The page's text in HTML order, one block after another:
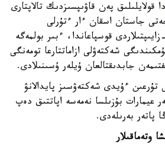
قولايلىلىق پەن قاۋىپسىزدىك تالاپتارى
جاستان اسقان ءار ءتۇرلى
قوسپاعاندا، ءبىر بولمەگە
شەكتەۋلى ازاماتتارعا تومەنگى
جابدىقتالعان ۇيلەر ۇسىنىلادى.
تۇرعىن ءۇيدى شەكتەۋسىز پايدالانۋ
عيمارات بۇزىلسا نەمەسە اپاتتىق دەپ
پاتەر بەرىلەدى.
وتەماقىلار